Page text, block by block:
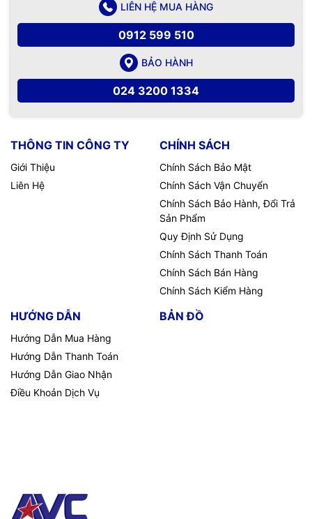
LIÊN HỆ MUA HÀNG
0912 599 510
BẢO HÀNH
024 3200 1334
THÔNG TIN CÔNG TY
Giới Thiệu
Liên Hệ
CHÍNH SÁCH
Chính Sách Bảo Mật
Chính Sách Vận Chuyển
Chính Sách Bảo Hành, Đổi Trả
Sản Phẩm
Quy Định Sử Dụng
Chính Sách Thanh Toán
Chính Sách Bán Hàng
Chính Sách Kiểm Hàng
HƯỚNG DẪN
Hướng Dẫn Mua Hàng
Hướng Dẫn Thanh Toán
Hướng Dẫn Giao Nhận
Điều Khoản Dịch Vụ
BẢN ĐỒ